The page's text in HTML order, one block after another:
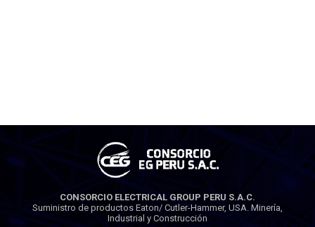
CONSORCIO ELECTRICAL GROUP PERU S.A.C.
Suministro de productos Eaton/ Cutler-Hammer, USA. Minería,
Industrial y Construcción